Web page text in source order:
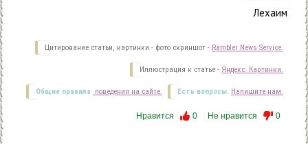
Лехаим
Цитирование статьи, картинки - фото скриншот - Rambler News Service.
Иллюстрация к статье - Яндекс. Картинки.
Есть вопросы. Напишите нам.
Общие правила поведения на сайте.
Нравится 0 Не нравится 0